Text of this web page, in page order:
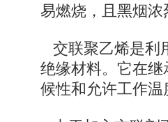
易燃烧，且黑烟
交联聚乙烯是利
绝缘材料。它在
候性和允许工作